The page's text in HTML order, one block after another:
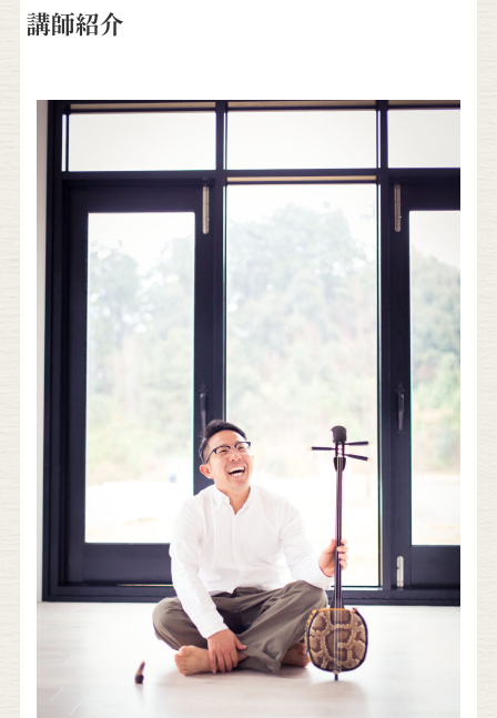
講師紹介